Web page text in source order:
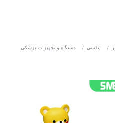
/ تنفسی / دستگاه و تجهیزات پزشکی